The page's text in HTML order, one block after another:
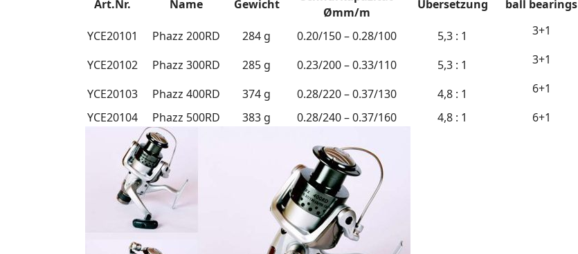
Art.Nr. Name Gewicht
Ømm/m
Übersetzung ball bearings
YCE20101 Phazz 200RD 284 g 0.20/150 – 0.28/100 5,3 : 1 3+1
YCE20102 Phazz 300RD 285 g 0.23/200 – 0.33/110 5,3 : 1 3+1
YCE20103 Phazz 400RD 374 g 0.28/220 – 0.37/130 4,8 : 1
6+1
YCE20104
Phazz 500RD 383 g 0.28/240 – 0.37/160 4,8 : 1 6+1